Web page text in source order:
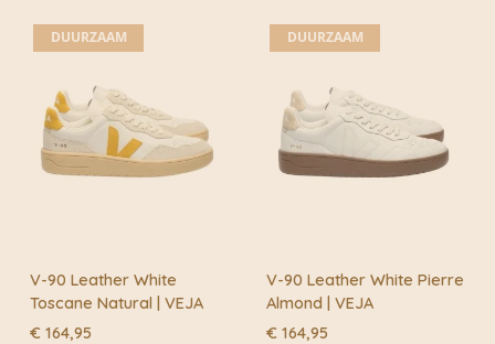
DUURZAAM
V-90 Leather White
Toscane Natural | VEJA
€ 164,95
DUURZAAM
V-90 Leather White Pierre
Almond | VEJA
€ 164,95